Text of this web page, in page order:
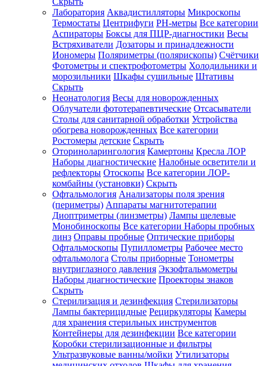
Лаборатория Аквадистилляторы Микроскопы
Термостаты Центрифуги PH-метры Все категории
Аспираторы Боксы для ПЦР-диагностики Весы
Встряхиватели Дозаторы и принадлежности
Иономеры Поляриметры (полярископы) Счётчики
Фотометры и спектрофотометры Холодильники и
морозильники Шкафы сушильные Штативы
Скрыть
Неонатология Весы для новорожденных
Облучатели фототерапевтические Отсасыватели
Столы для санитарной обработки Устройства
обогрева новорожденных Все категории
Ростомеры детские Скрыть
Оториноларингология Камертоны Кресла ЛОР
Наборы диагностические Налобные осветители и
рефлекторы Отоскопы Все категории ЛОР-
комбайны (установки) Скрыть
Офтальмология Анализаторы поля зрения
(периметры) Аппараты магнитотерапии
Диоптриметры (линзметры) Лампы щелевые
Монобиноскопы Все категории Наборы пробных
линз Оправы пробные Оптические приборы
Офтальмоскопы Пупиллометры Рабочее место
офтальмолога Столы приборные Тонометры
внутриглазного давления Экзофтальмометры
Наборы диагностические Проекторы знаков
Скрыть
Стерилизация и дезинфекция Стерилизаторы
Лампы бактерицидные Рециркуляторы Камеры
для хранения стерильных инструментов
Контейнеры для дезинфекции Все категории
Коробки стерилизационные и фильтры
Ультразвуковые ванны/мойки Утилизаторы